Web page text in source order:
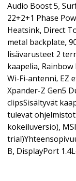
Audio Boost 5,
22+2+1 Phase
Heatsink, Direct
metal backplate,
lisävarusteet 2
kaapelia, Rainbow
Wi-Fi-antenni, EZ
Xpander-Z Gen5
clipsSisältyvät
tulevat ohjelmistot
kokeiluversio),
B, DisplayPort